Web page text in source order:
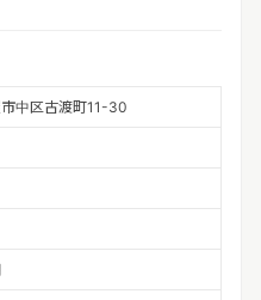
中区古渡町11-30